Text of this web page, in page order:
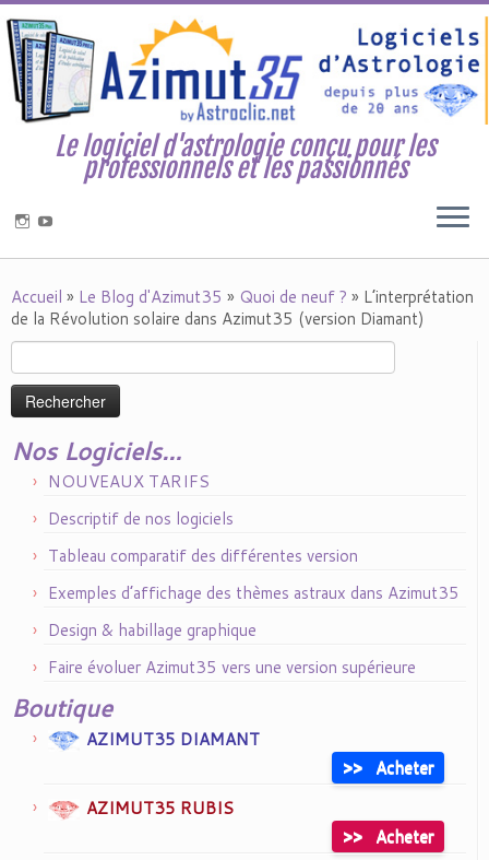
Le logiciel d'astrologie conçu pour les
professionnels et les passionnés
Accueil » Le Blog d'Azimut35 » Quoi de neuf ? » L’interprétation
de la Révolution solaire dans Azimut35 (version Diamant)
Nos Logiciels…
NOUVEAUX TARIFS
Descriptif de nos logiciels
Tableau comparatif des différentes version
Exemples d’affichage des thèmes astraux dans Azimut35
Design & habillage graphique
Faire évoluer Azimut35 vers une version supérieure
Boutique
AZIMUT35 DIAMANT
>>
Acheter
AZIMUT35 RUBIS
>>
Acheter